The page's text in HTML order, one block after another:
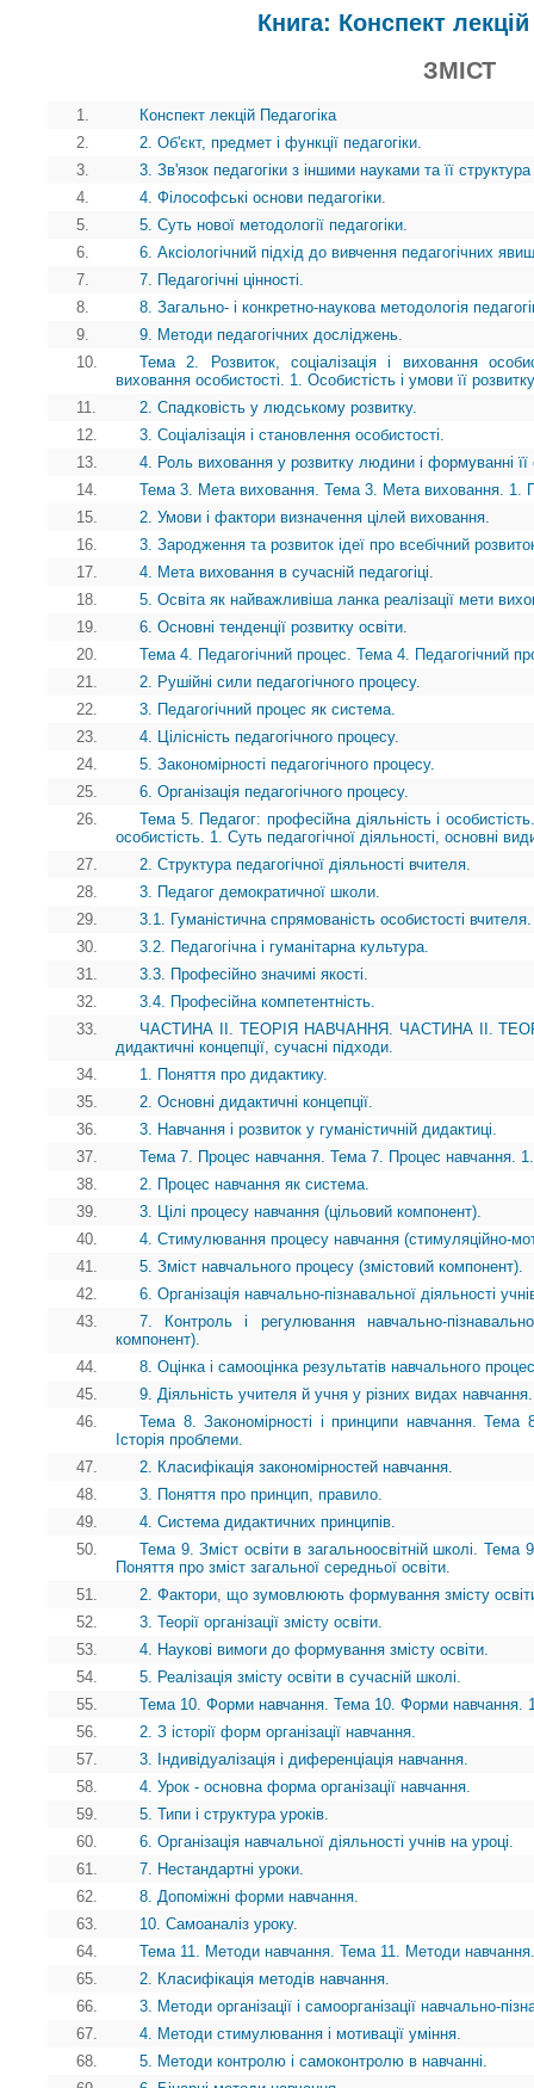
Книга: Конспект лекцій
ЗМІСТ
1.
Конспект лекцій Педагогіка
2.
2. Об'єкт, предмет і функції педагогіки.
3.
3. Зв'язок педагогіки з іншими науками та її структура
4.
4. Філософські основи педагогіки.
5.
5. Суть нової методології педагогіки.
6.
6. Аксіологічний підхід до вивчення педагогічних
7.
7. Педагогічні цінності.
8.
8. Загально- і конкретно-наукова методологія
9.
9. Методи педагогічних досліджень.
10.
Тема 2. Розвиток, соціалізація і виховання
виховання особистості. 1. Особистість і умови її розвитку
11.
2. Спадковість у людському розвитку.
12.
3. Соціалізація і становлення особистості.
13.
4. Роль виховання у розвитку людини і формуванні її
14.
Тема 3. Мета виховання. Тема 3. Мета виховання. 1.
15.
2. Умови і фактори визначення цілей виховання.
16.
3. Зародження та розвиток ідеї про всебічний
17.
4. Мета виховання в сучасній педагогіці.
18.
5. Освіта як найважливіша ланка реалізації мети
19.
6. Основні тенденції розвитку освіти.
20.
Тема 4. Педагогічний процес. Тема 4. Педагогічний
21.
2. Рушійні сили педагогічного процесу.
22.
3. Педагогічний процес як система.
23.
4. Цілісність педагогічного процесу.
24.
5. Закономірності педагогічного процесу.
25.
6. Організація педагогічного процесу.
26.
Тема 5. Педагог: професійна діяльність і
особистість. 1. Суть педагогічної діяльності, основні
27.
2. Структура педагогічної діяльності вчителя.
28.
3. Педагог демократичної школи.
29.
3.1. Гуманістична спрямованість особистості вчителя.
30.
3.2. Педагогічна і гуманітарна культура.
31.
3.3. Професійно значимі якості.
32.
3.4. Професійна компетентність.
33.
ЧАСТИНА II. ТЕОРІЯ НАВЧАННЯ. ЧАСТИНА II.
дидактичні концепції, сучасні підходи.
34.
1. Поняття про дидактику.
35.
2. Основні дидактичні концепції.
36.
3. Навчання і розвиток у гуманістичній дидактиці.
37.
Тема 7. Процес навчання. Тема 7. Процес навчання.
38.
2. Процес навчання як система.
39.
3. Цілі процесу навчання (цільовий компонент).
40.
4. Стимулювання процесу навчання (стимуляційно-
41.
5. Зміст навчального процесу (змістовий компонент).
42.
6. Організація навчально-пізнавальної діяльності
43.
7. Контроль і регулювання навчально-
компонент).
44.
8. Оцінка і самооцінка результатів навчального
45.
9. Діяльність учителя й учня у різних видах навчання.
46.
Тема 8. Закономірності і принципи навчання. Тема
Історія проблеми.
47.
2. Класифікація закономірностей навчання.
48.
3. Поняття про принцип, правило.
49.
4. Система дидактичних принципів.
50.
Тема 9. Зміст освіти в загальноосвітній школі. Тема
Поняття про зміст загальної середньої освіти.
51.
2. Фактори, що зумовлюють формування змісту
52.
3. Теорії організації змісту освіти.
53.
4. Наукові вимоги до формування змісту освіти.
54.
5. Реалізація змісту освіти в сучасній школі.
55.
Тема 10. Форми навчання. Тема 10. Форми навчання.
56.
2. З історії форм організації навчання.
57.
3. Індивідуалізація і диференціація навчання.
58.
4. Урок - основна форма організації навчання.
59.
5. Типи і структура уроків.
60.
6. Організація навчальної діяльності учнів на уроці.
61.
7. Нестандартні уроки.
62.
8. Допоміжні форми навчання.
63.
10. Самоаналіз уроку.
64.
Тема 11. Методи навчання. Тема 11. Методи
65.
2. Класифікація методів навчання.
66.
3. Методи організації і самоорганізації навчально-
67.
4. Методи стимулювання і мотивації уміння.
68.
5. Методи контролю і самоконтролю в навчанні.